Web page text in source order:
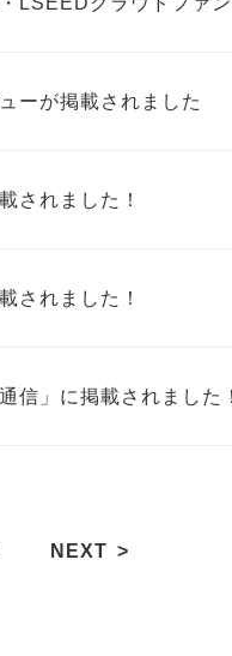
ーが掲載されました
されました！
されました！
信」に掲載されました
NEXT